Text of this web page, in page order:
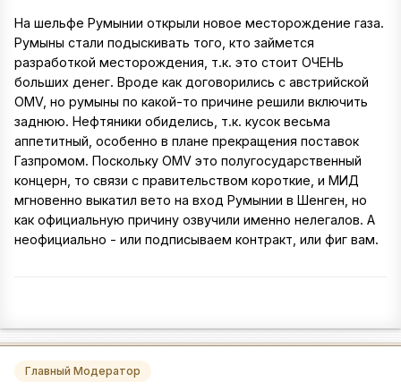
На шельфе Румынии открыли новое месторождение газа.
Румыны стали подыскивать того, кто займется
разработкой месторождения, т.к. это стоит ОЧЕНЬ
больших денег. Вроде как договорились с австрийской
OMV, но румыны по какой-то причине решили включить
заднюю. Нефтяники обиделись, т.к. кусок весьма
аппетитный, особенно в плане прекращения поставок
Газпромом. Поскольку OMV это полугосударственный
концерн, то связи с правительством короткие, и МИД
мгновенно выкатил вето на вход Румынии в Шенген, но
как официальную причину озвучили именно нелегалов. А
неофициально - или подписываем контракт, или фиг вам.
Главный Модератор